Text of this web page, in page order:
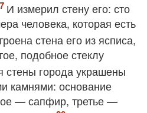
И измерил стену его: сто
человека, которая есть
стена его из ясписа,
подобное стеклу
стены города украшены
камнями: основание
— сапфир, третье —